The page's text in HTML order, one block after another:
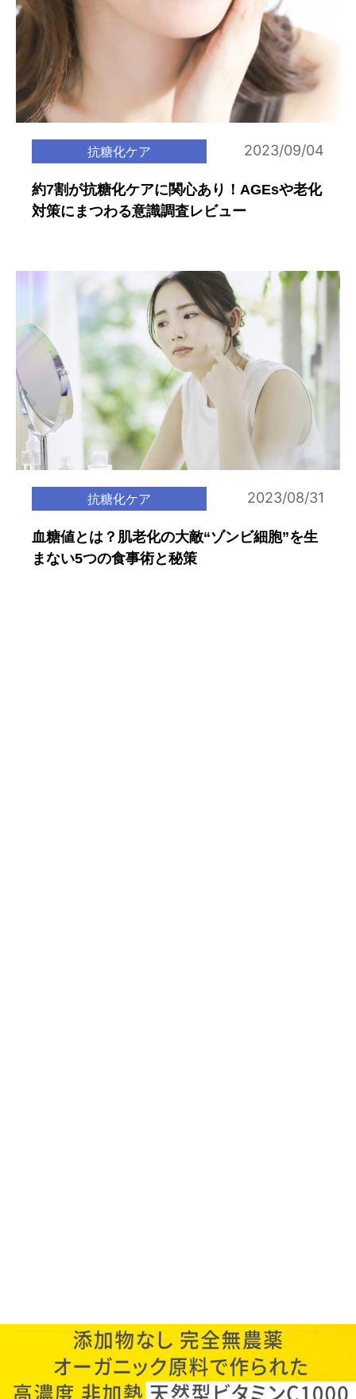
抗糖化ケア 2023/09/04
約7割が抗糖化ケアに関心あり！AGEsや老化
対策にまつわる意識調査レビュー
抗糖化ケア 2023/08/31
血糖値とは？肌老化の大敵“ゾンビ細胞”を生
まない5つの食事術と秘策